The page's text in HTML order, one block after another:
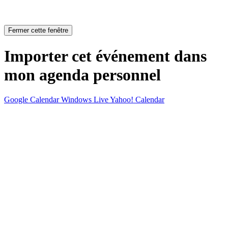
Fermer cette fenêtre
Importer cet événement dans
mon agenda personnel
Google Calendar Windows LiveYahoo! Calendar